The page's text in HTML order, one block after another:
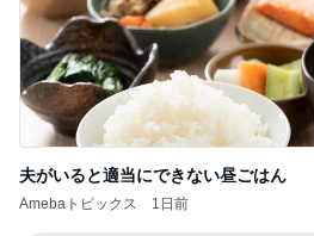
夫がいると適当にできない昼ごはん
Amebaトピックス 1日前